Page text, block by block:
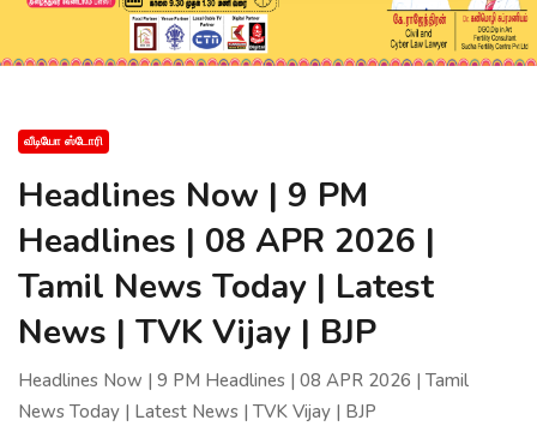
வீடியோ ஸ்டோரி
Headlines Now | 9 PM
Headlines | 08 APR 2026 |
Tamil News Today | Latest
News | TVK Vijay | BJP
Headlines Now | 9 PM Headlines | 08 APR 2026 | Tamil
News Today | Latest News | TVK Vijay | BJP